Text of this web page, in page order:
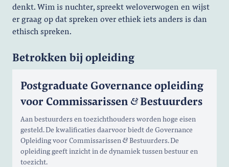
denkt. Wim is nuchter, spreekt weloverwogen en wijst
er graag op dat spreken over ethiek iets anders is dan
ethisch spreken.
Betrokken bij opleiding
Postgraduate Governance opleiding
voor Commissarissen
Bestuurders
Aan bestuurders en toezichthouders worden hoge eisen
gesteld. De kwalificaties daarvoor biedt de Governance
Opleiding voor Commissarissen
Bestuurders. De
opleiding geeft inzicht in de dynamiek tussen bestuur en
toezicht.